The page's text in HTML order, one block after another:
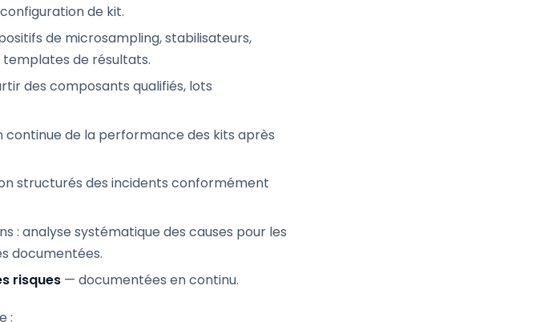
de kit.
de microsampling, stabilisateurs,
de résultats.
des composants qualifiés, lots
de la performance des kits après
structurés des incidents conformément
: analyse systématique des causes pour les
documentées.
risques — documentées en continu.
: